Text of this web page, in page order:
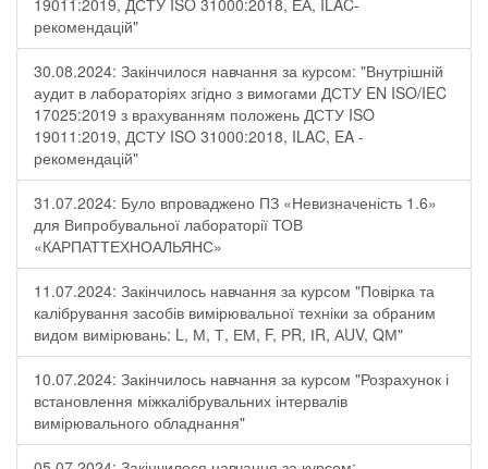
19011:2019, ДСТУ ISO 31000:2018, ЕА, ILAC-
рекомендацій"
30.08.2024: Закінчилося навчання за курсом: "Внутрішній
аудит в лабораторіях згідно з вимогами ДСТУ EN ISO/IEC
17025:2019 з врахуванням положень ДСТУ ISO
19011:2019, ДСТУ ISO 31000:2018, ILAC, EA -
рекомендацій"
31.07.2024: Було впроваджено ПЗ «Невизначеність 1.6»
для Випробувальної лабораторії ТОВ
«КАРПАТТЕХНОАЛЬЯНС»
11.07.2024: Закінчилось навчання за курсом "Повірка та
калібрування засобів вимірювальної техніки за обраним
видом вимірювань: L, М, Т, ЕМ, F, РR, ІR, АUV, QМ"
10.07.2024: Закінчилось навчання за курсом "Розрахунок і
встановлення міжкалібрувальних інтервалів
вимірювального обладнання"